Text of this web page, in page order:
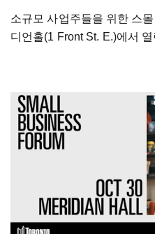
소규모 사업주들을 위한 스
디언홀(1 Front St. E.)에서